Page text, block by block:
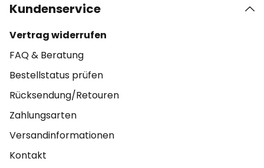
Kundenservice
Vertrag widerrufen
FAQ & Beratung
Bestellstatus prüfen
Rücksendung/Retouren
Zahlungsarten
Versandinformationen
Kontakt